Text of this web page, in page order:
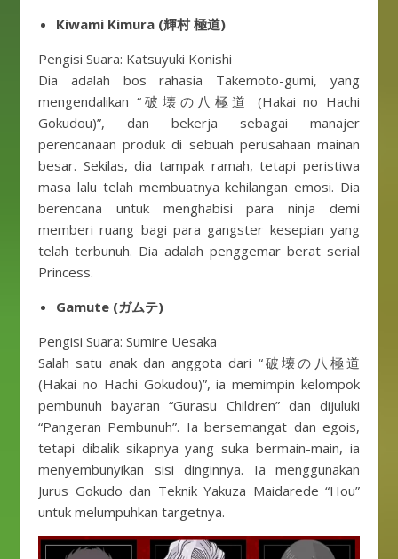
Kiwami Kimura (輝村 極道)
Pengisi Suara: Katsuyuki Konishi
Dia adalah bos rahasia Takemoto-gumi, yang
mengendalikan “破壊の八極道 (Hakai no Hachi
Gokudou)”, dan bekerja sebagai manajer
perencanaan produk di sebuah perusahaan mainan
besar. Sekilas, dia tampak ramah, tetapi peristiwa
masa lalu telah membuatnya kehilangan emosi. Dia
berencana untuk menghabisi para ninja demi
memberi ruang bagi para gangster kesepian yang
telah terbunuh. Dia adalah penggemar berat serial
Princess.
Gamute (ガムテ)
Pengisi Suara: Sumire Uesaka
Salah satu anak dan anggota dari “破壊の八極道
(Hakai no Hachi Gokudou)”, ia memimpin kelompok
pembunuh bayaran “Gurasu Children” dan dijuluki
“Pangeran Pembunuh”. Ia bersemangat dan egois,
tetapi dibalik sikapnya yang suka bermain-main, ia
menyembunyikan sisi dinginnya. Ia menggunakan
Jurus Gokudo dan Teknik Yakuza Maidarede “Hou”
untuk melumpuhkan targetnya.